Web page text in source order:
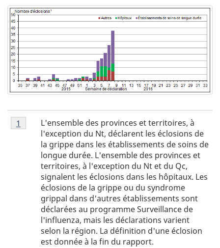
Figure
6
L'ensemble des provinces et territoires, à
l'exception du Nt, déclarent les éclosions de
la grippe dans les établissements de soins de
longue durée. L'ensemble des provinces et
territoires, à l'exception du Nt et du Qc,
signalent les éclosions dans les hôpitaux. Les
éclosions de la grippe ou du syndrome
grippal dans d'autres établissements sont
déclarées au programme Surveillance de
l'influenza, mais les déclarations varient
selon la région. La définition d'une éclosion
est donnée à la fin du rapport.
Retour à la référence figure 6 - note
1 referrer